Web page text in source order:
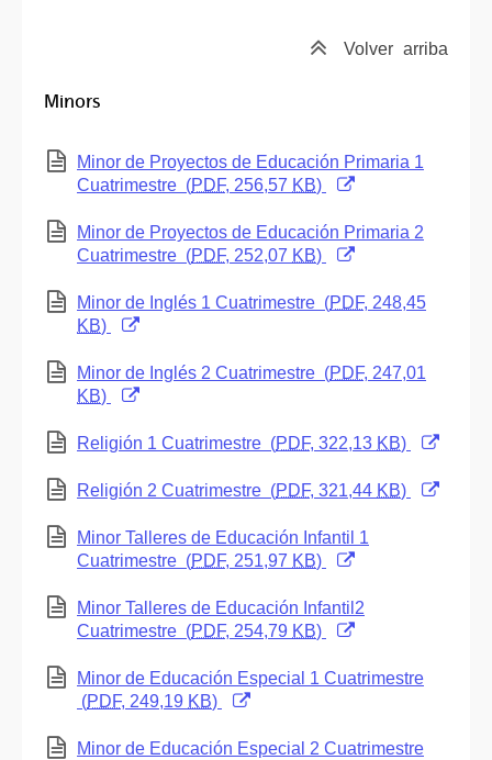
Volver arriba
Minors
(Abre una nueva ventana)
Minor de Proyectos de Educación Primaria 1
Cuatrimestre (PDF, 256,57 KB)
(Abre una nueva ventana)
Minor de Proyectos de Educación Primaria 2
Cuatrimestre (PDF, 252,07 KB)
(Abre una nueva ventana)
Minor de Inglés 1 Cuatrimestre (PDF, 248,45
KB)
(Abre una nueva ventana)
Minor de Inglés 2 Cuatrimestre (PDF, 247,01
KB)
(Abre una nueva ventana)
Religión 1 Cuatrimestre (PDF, 322,13 KB)
(Abre una nueva ventana)
Religión 2 Cuatrimestre (PDF, 321,44 KB)
(Abre una nueva ventana)
Minor Talleres de Educación Infantil 1
Cuatrimestre (PDF, 251,97 KB)
(Abre una nueva ventana)
Minor Talleres de Educación Infantil2
Cuatrimestre (PDF, 254,79 KB)
(Abre una nueva ventana)
Minor de Educación Especial 1 Cuatrimestre
(PDF, 249,19 KB)
(Abre una nueva ventana)
Minor de Educación Especial 2 Cuatrimestre